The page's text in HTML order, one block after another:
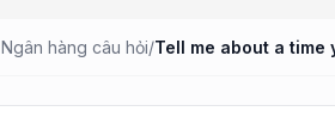
Ngân hàng câu hỏi/Tell me about a time